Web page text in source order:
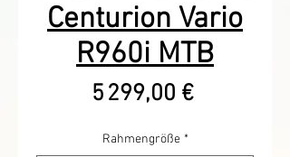
Centurion Vario
R960i MTB
5 299,00 €Prix
Rahmengröße *